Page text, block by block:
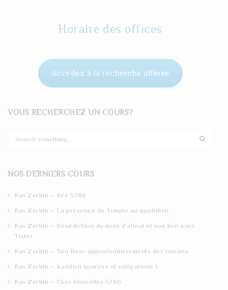
Horaire des offices
Accédez à la recherche affinée
VOUS RECHERCHEZ UN COURS?
c
NOS DERNIERS COURS
Rav Zerbib – Réé 5786
Rav Zerbib – La présence du Temple au quotidien
Rav Zerbib – Bénédiction du mois d’elloul et son lien avec
Tishri
Rav Zerbib – Tou Beav approfondissements des raisons
Rav Zerbib – Kaddish sources et obligations 1
Rav Zerbib – Ekev étincelles 5786